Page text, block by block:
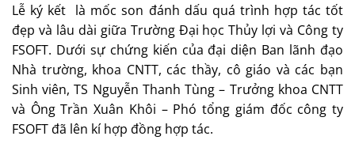
Lễ ký kết là mốc son đánh dấu quá trình hợp tác tốt
đẹp và lâu dài giữa Trường Đại học Thủy lợi và Công ty
FSOFT. Dưới sự chứng kiến của đại diện Ban lãnh đạo
Nhà trường, khoa CNTT, các thầy, cô giáo và các bạn
Sinh viên, TS Nguyễn Thanh Tùng – Trưởng khoa CNTT
và Ông Trần Xuân Khôi – Phó tổng giám đốc công ty
FSOFT đã lên kí hợp đồng hợp tác.